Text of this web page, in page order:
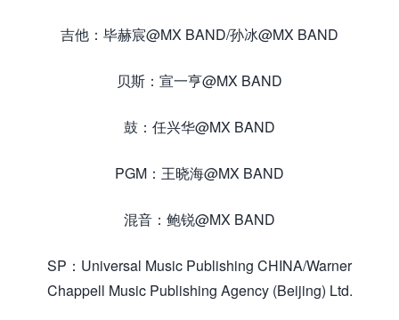
吉他：毕赫宸@MX BAND/孙冰@MX BAND
贝斯：宣一亨@MX BAND
鼓：任兴华@MX BAND
PGM：王晓海@MX BAND
混音：鲍锐@MX BAND
SP：Universal Music Publishing CHINA/Warner
Chappell Music Publishing Agency (Beijing) Ltd.